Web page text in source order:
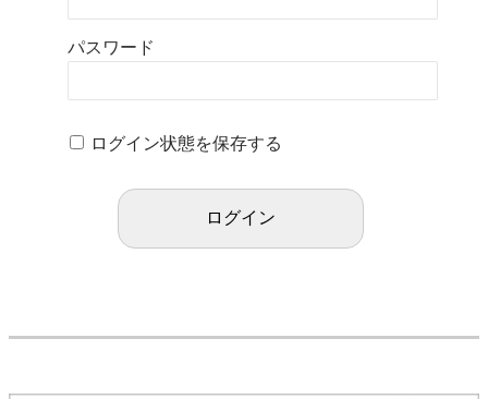
パスワード
ログイン状態を保存する